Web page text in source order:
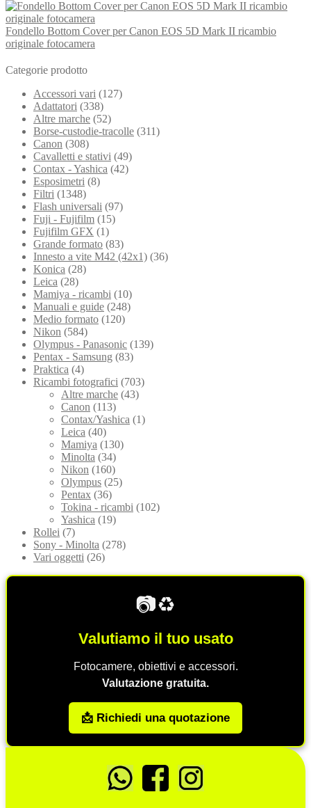
Fondello Bottom Cover per Canon EOS 5D Mark II ricambio
originale fotocamera
Categorie prodotto
Accessori vari (127)
Adattatori (338)
Altre marche (52)
Borse-custodie-tracolle (311)
Canon (308)
Cavalletti e stativi (49)
Contax - Yashica (42)
Esposimetri (8)
Filtri (1348)
Flash universali (97)
Fuji - Fujifilm (15)
Fujifilm GFX (1)
Grande formato (83)
Innesto a vite M42 (42x1) (36)
Konica (28)
Leica (28)
Mamiya - ricambi (10)
Manuali e guide (248)
Medio formato (120)
Nikon (584)
Olympus - Panasonic (139)
Pentax - Samsung (83)
Praktica (4)
Ricambi fotografici (703)
Altre marche (43)
Canon (113)
Contax/Yashica (1)
Leica (40)
Mamiya (130)
Minolta (34)
Nikon (160)
Olympus (25)
Pentax (36)
Tokina - ricambi (102)
Yashica (19)
Rollei (7)
Sony - Minolta (278)
Vari oggetti (26)
📷♻️
Valutiamo il tuo usato
Fotocamere, obiettivi e accessori.
Valutazione gratuita.
📩 Richiedi una quotazione